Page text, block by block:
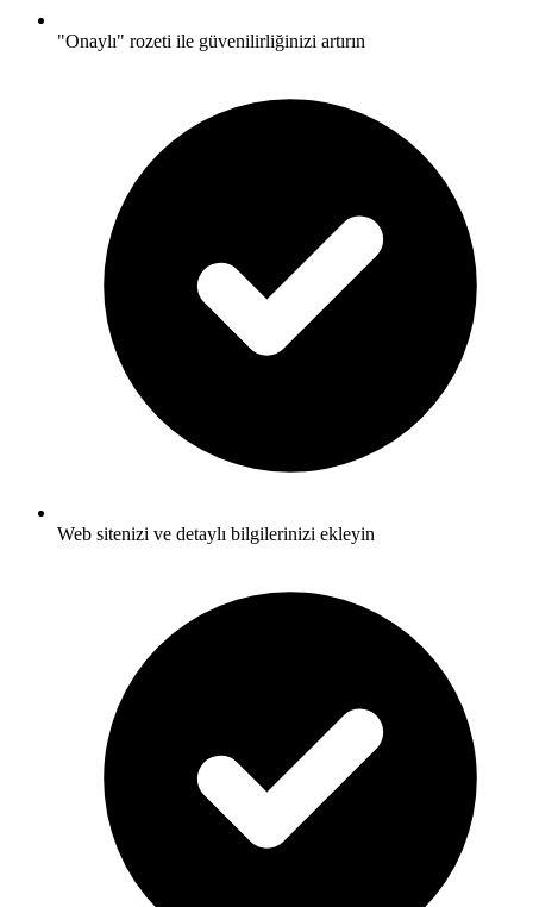
"Onaylı" rozeti ile güvenilirliğinizi artırın
Web sitenizi ve detaylı bilgilerinizi ekleyin